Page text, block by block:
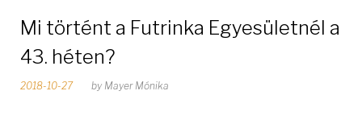
Mi történt a Futrinka Egyesületnél a
43. héten?
2018-10-27 by Mayer Mónika